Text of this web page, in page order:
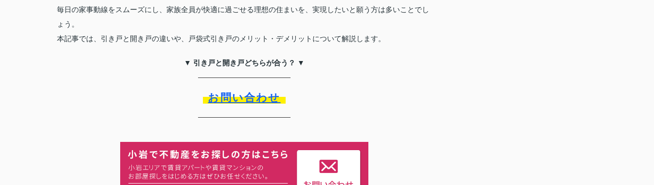
毎日の家事動線をスムーズにし、家族全員が快適に過ごせる理想の住まいを、実現したいと願う方は多いことでし
ょう。
本記事では、引き戸と開き戸の違いや、戸袋式引き戸のメリット・デメリットについて解説します。
▼ 引き戸と開き戸どちらが合う？ ▼
お問い合わせ